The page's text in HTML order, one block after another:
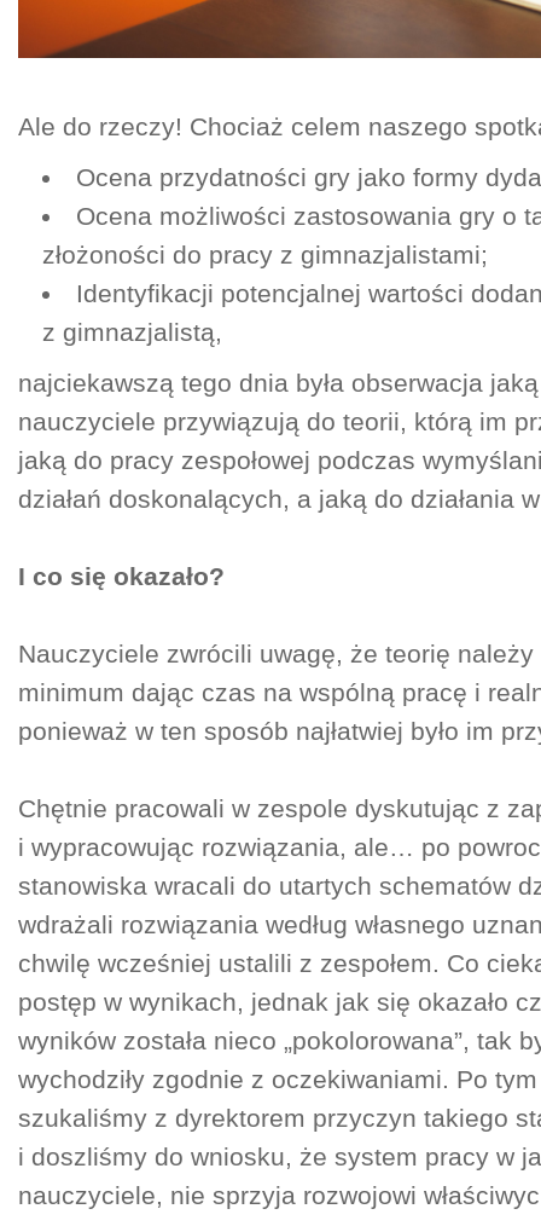
Ale do rzeczy! Chociaż celem naszego
Ocena przydatności gry jako formy
Ocena możliwości zastosowania gry o
złożoności do pracy z gimnazjalistami;
Identyfikacji potencjalnej wartości
z gimnazjalistą,
najciekawszą tego dnia była obserwacja
nauczyciele przywiązują do teorii, którą im
jaką do pracy zespołowej podczas
działań doskonalących, a jaką do działania
I co się okazało?
Nauczyciele zwrócili uwagę, że teorię
minimum dając czas na wspólną pracę i
ponieważ w ten sposób najłatwiej było im
Chętnie pracowali w zespole dyskutując z
i wypracowując rozwiązania, ale… po
stanowiska wracali do utartych schematów
wdrażali rozwiązania według własnego
chwilę wcześniej ustalili z zespołem. Co
postęp w wynikach, jednak jak się okazało
wyników została nieco „pokolorowana”, tak
wychodziły zgodnie z oczekiwaniami. Po
szukaliśmy z dyrektorem przyczyn takiego
i doszliśmy do wniosku, że system pracy w
nauczyciele, nie sprzyja rozwojowi